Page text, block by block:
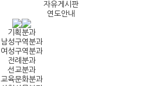
자유게시판
연도안내
기획분과
남성구역분과
여성구역분과
전례분과
선교분과
교육문화분과